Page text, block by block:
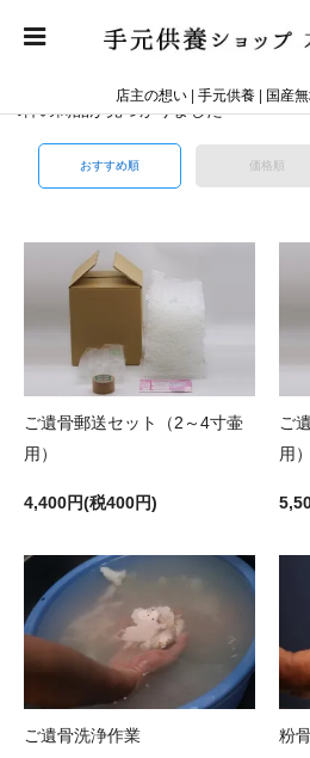
店主の想い| 手元供養| 国産
該当のカテゴリーまたはタ
4件の商品が見つかりました
おすすめ順 価格順
ご遺骨郵送セット（2～4寸壷
用）
4,400円(税400円)
ご
用）
ご遺骨洗浄作業 粉